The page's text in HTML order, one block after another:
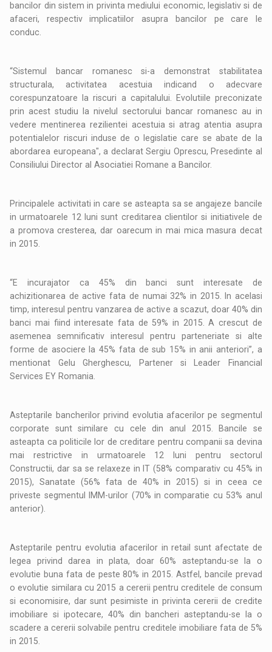
bancilor din sistem in privinta mediului economic, legislativ si de
afaceri, respectiv implicatiilor asupra bancilor pe care le
conduc.
“Sistemul bancar romanesc si-a demonstrat stabilitatea
structurala, activitatea acestuia indicand o adecvare
corespunzatoare la riscuri a capitalului. Evolutiile preconizate
prin acest studiu la nivelul sectorului bancar romanesc au in
vedere mentinerea rezilientei acestuia si atrag atentia asupra
potentialelor riscuri induse de o legislatie care se abate de la
abordarea europeana", a declarat Sergiu Oprescu, Presedinte al
Consiliului Director al Asociatiei Romane a Bancilor.
Principalele activitati in care se asteapta sa se angajeze bancile
in urmatoarele 12 luni sunt creditarea clientilor si initiativele de
a promova cresterea, dar oarecum in mai mica masura decat
in 2015.
“E incurajator ca 45% din banci sunt interesate de
achizitionarea de active fata de numai 32% in 2015. In acelasi
timp, interesul pentru vanzarea de active a scazut, doar 40% din
banci mai fiind interesate fata de 59% in 2015. A crescut de
asemenea semnificativ interesul pentru parteneriate si alte
forme de asociere la 45% fata de sub 15% in anii anteriori”, a
mentionat Gelu Gherghescu, Partener si Leader Financial
Services EY Romania.
Asteptarile bancherilor privind evolutia afacerilor pe segmentul
corporate sunt similare cu cele din anul 2015. Bancile se
asteapta ca politicile lor de creditare pentru companii sa devina
mai restrictive in urmatoarele 12 luni pentru sectorul
Constructii, dar sa se relaxeze in IT (58% comparativ cu 45% in
2015), Sanatate (56% fata de 40% in 2015) si in ceea ce
priveste segmentul IMM-urilor (70% in comparatie cu 53% anul
anterior).
Asteptarile pentru evolutia afacerilor in retail sunt afectate de
legea privind darea in plata, doar 60% asteptandu-se la o
evolutie buna fata de peste 80% in 2015. Astfel, bancile prevad
o evolutie similara cu 2015 a cererii pentru creditele de consum
si economisire, dar sunt pesimiste in privinta cererii de credite
imobiliare si ipotecare, 40% din bancheri asteptandu-se la o
scadere a cererii solvabile pentru creditele imobiliare fata de 5%
in 2015.